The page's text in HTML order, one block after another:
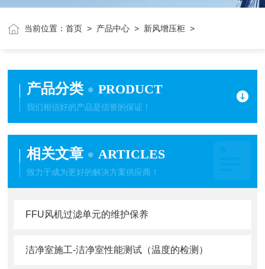
当前位置：首页 > 产品中心 > 新风增压柜 >
产品分类 PRODUCT
我们相信好的产品是信誉的保证！
相关文章 ARTICLES
致力于成为更好的解决方案供应商！
FFU风机过滤单元的维护保养
洁净室施工-洁净室性能测试（温度的检测）